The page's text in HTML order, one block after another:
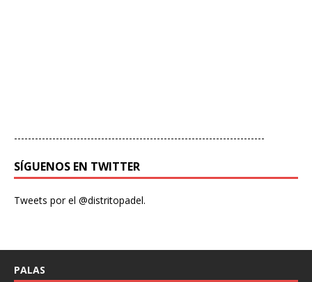
------------------------------------------------------------------------
SÍGUENOS EN TWITTER
Tweets por el @distritopadel.
PALAS